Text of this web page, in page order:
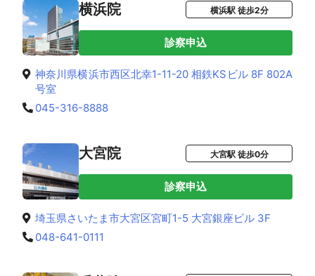
横浜院 横浜駅 徒歩2分
診察申込
神奈川県横浜市西区北幸1-11-20 相鉄KSビル 8F 802A
号室
045-316-8888
大宮院 大宮駅 徒歩0分
診察申込
埼玉県さいたま市大宮区宮町1-5 大宮銀座ビル 3F
048-641-0111